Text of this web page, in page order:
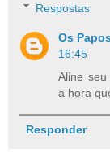
Respostas
Os
16:45
Aline
a hora
Responder